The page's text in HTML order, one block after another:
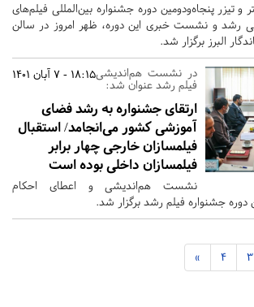
و تیزر پنجاه‌ودومین دوره جشنواره بین‌المللی فیلم‌های
رشد و نشست خبری این دوره، ظهر امروز در سالن
البرز برگزار شد.
18:15 - 7 آبان 1401در نشست هم‌اندیشی
فیلم رشد عنوان شد:
ارتقای جشنواره به رشد فضای
آموزشی کشور می‌انجامد/ استقبال
فیلمسازان خارجی چهار برابر
فیلمسازان داخلی بوده است
نشست هم‌اندیشی و اعطای احکام
دوره جشنواره فیلم رشد برگزار شد.
3
4
»